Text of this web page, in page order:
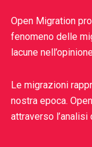
Open Migration
fenomeno delle
lacune
Le migrazioni
nostra epoca.
attraverso